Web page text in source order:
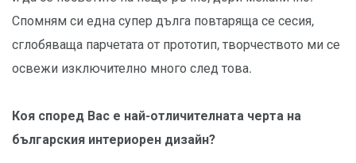
Спомням си една супер дълга повтаряща се сесия,
сглобяваща парчетата от прототип, творчеството ми се
освежи изключително много след това.
Коя според Вас е най-отличителната черта на
българския интериорен дизайн?